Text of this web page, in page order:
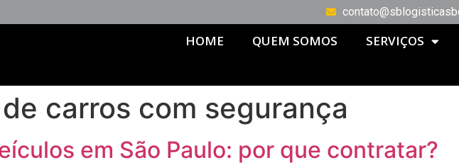
HOME QUEM SOMOS SERVIÇOS
carros com segurança
em São Paulo: por que contratar?